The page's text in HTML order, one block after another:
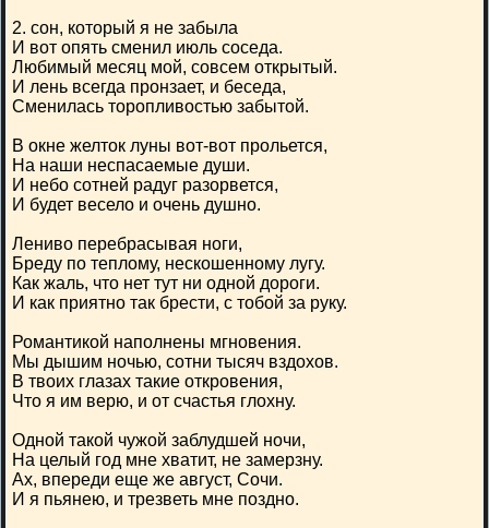
2. сон, который я не забыла
И вот опять сменил июль соседа.
Любимый месяц мой, совсем открытый.
И лень всегда пронзает, и беседа,
Сменилась торопливостью забытой.
В окне желток луны вот-вот прольется,
На наши неспасаемые души.
И небо сотней радуг разорвется,
И будет весело и очень душно.
Лениво перебрасывая ноги,
Бреду по теплому, нескошенному лугу.
Как жаль, что нет тут ни одной дороги.
И как приятно так брести, с тобой за руку.
Романтикой наполнены мгновения.
Мы дышим ночью, сотни тысяч вздохов.
В твоих глазах такие откровения,
Что я им верю, и от счастья глохну.
Одной такой чужой заблудшей ночи,
На целый год мне хватит, не замерзну.
Ах, впереди еще же август, Сочи.
И я пьянею, и трезветь мне поздно.